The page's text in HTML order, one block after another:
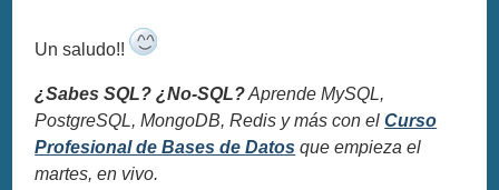
Un saludo!!
¿Sabes SQL? ¿No-SQL?Aprende MySQL,
PostgreSQL, MongoDB, Redis y más con elCurso
Profesional de Bases de Datos que empieza el
martes, en vivo.